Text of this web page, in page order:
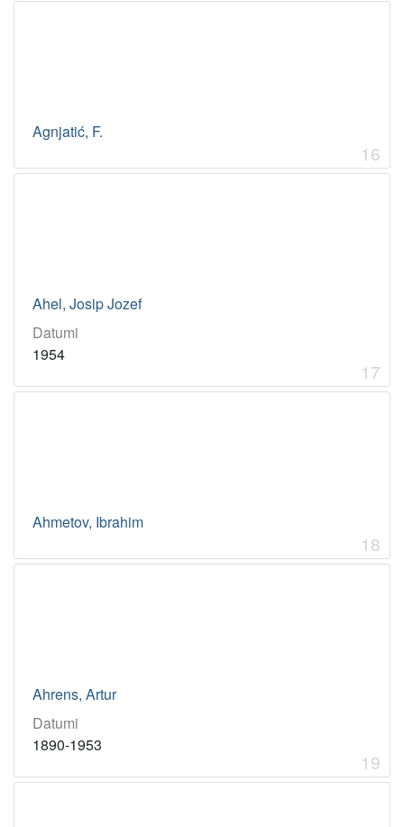
Agnjatić, F.
16
Ahel, Josip Jozef
Datumi
1954
17
Ahmetov, Ibrahim
18
Ahrens, Artur
Datumi
1890-1953
19